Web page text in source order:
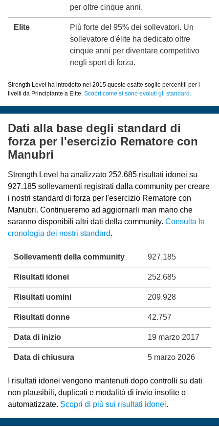
per oltre cinque anni.
Elite
Più forte del 95% dei sollevatori. Un
sollevatore d'élite ha dedicato oltre
cinque anni per diventare competitivo
negli sport di forza.
Strength Level ha introdotto nel 2015 queste esatte soglie percentili per i
livelli da Principiante a Elite. Scopri come si sono evoluti gli standard.
Dati alla base degli standard di
forza per l'esercizio Rematore con
Manubri
Strength Level ha analizzato 252.685 risultati idonei su
927.185 sollevamenti registrati dalla community per creare
i nostri standard di forza per l'esercizio Rematore con
Manubri. Continueremo ad aggiornarli man mano che
saranno disponibili altri dati della community. Consulta la
cronologia dei nostri standard.
Sollevamenti della community 927.185
Risultati idonei 252.685
Risultati uomini 209.928
Risultati donne 42.757
Data di inizio 19 marzo 2017
Data di chiusura 5 marzo 2026
I risultati idonei vengono mantenuti dopo controlli su dati
non plausibili, duplicati e modalità di invio insolite o
automatizzate. Scopri di più sui risultati idonei.